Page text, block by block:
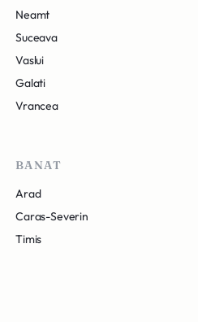
Neamt
Suceava
Vaslui
Galati
Vrancea
BANAT
Arad
Caras-Severin
Timis